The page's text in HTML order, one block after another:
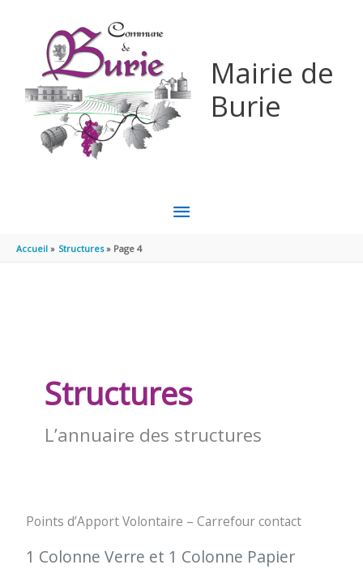
Mairie de
Burie
MENU
Accueil Structures Page 4
Structures
L’annuaire des structures
Points d’Apport Volontaire – Carrefour contact
1 Colonne Verre et 1 Colonne Papier